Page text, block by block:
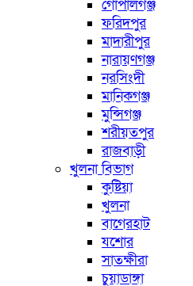
গোপালগঞ্জ
ফরিদপুর
মাদারীপুর
নারায়ণগঞ্জ
নরসিংদী
মানিকগঞ্জ
মুন্সিগঞ্জ
শরীয়তপুর
রাজবাড়ী
খুলনা বিভাগ
কুষ্টিয়া
খুলনা
বাগেরহাট
যশোর
সাতক্ষীরা
চুয়াডাঙ্গা